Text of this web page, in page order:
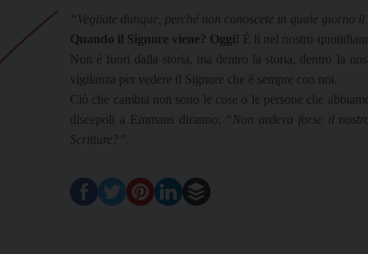
“Vegliate dunque, perché non conoscete in quale giorno
Quando il Signore viene? Oggi! È lì nel nostro
Non è fuori dalla storia, ma dentro la storia, dentro la
vigilanza per vedere il Signore che è sempre con noi.
Ciò che cambia non sono le cose o le persone che
discepoli a Emmaus diranno: “Non ardeva forse il
Scritture?”